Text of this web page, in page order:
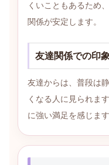
くいこともあるため
関係が安定します。
友達関係での印象
友達からは、普段は
くなる人に見られま
に強い満足を感じます